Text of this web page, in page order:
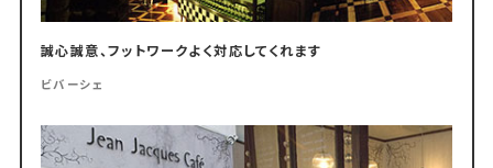
誠心誠意、フットワークよく対応してくれます
ビバーシェ